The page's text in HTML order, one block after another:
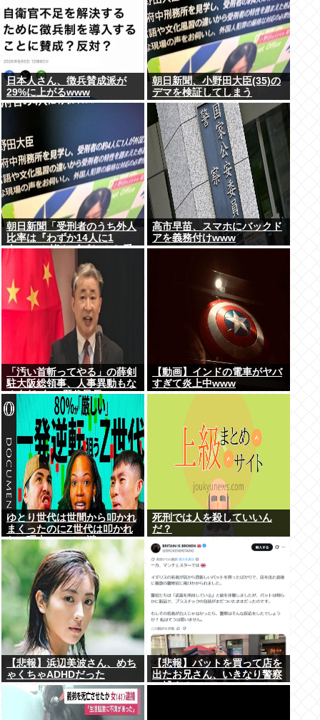
日本人さん、徴兵賛成派が
29%に上がるwww
朝日新聞、小野田大臣(35)の
デマを検証してしまう
朝日新聞「受刑者のうち外人
比率は『わずか14人に1
人』!」と皆をビビらせる 受
刑者の7%が外人…
高市早苗、スマホにバックド
アを義務付けwww
「汚い首斬ってやる」の薛剣
駐大阪総領事、人事異動もな
く在任6年で歴代最長
【動画】インドの電車がヤバ
すぎて炎上中www
ゆとり世代は世間から叩かれ
まくったのにZ世代は叩かれ
ない理由、マジで謎
死刑では人を殺していいん
だ？
【悲報】浜辺美波さん、めち
ゃくちゃADHDだった
【悲報】バットを買って店を
出たお兄さん、いきなり警察
に捕まるwww